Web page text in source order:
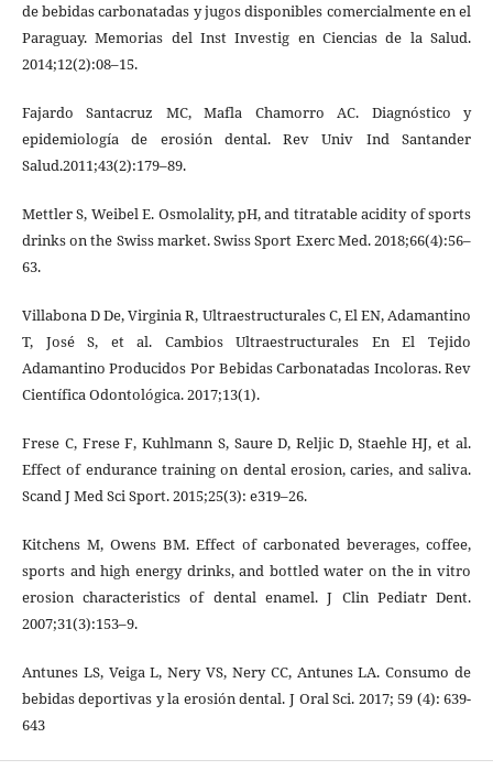
de bebidas carbonatadas y jugos disponibles comercialmente en el
Paraguay. Memorias del Inst Investig en Ciencias de la Salud.
2014;12(2):08–15.
Fajardo Santacruz MC, Mafla Chamorro AC. Diagnóstico y
epidemiología de erosión dental. Rev Univ Ind Santander
Salud.2011;43(2):179–89.
Mettler S, Weibel E. Osmolality, pH, and titratable acidity of sports
drinks on the Swiss market. Swiss Sport Exerc Med. 2018;66(4):56–
63.
Villabona D De, Virginia R, Ultraestructurales C, El EN, Adamantino
T, José S, et al. Cambios Ultraestructurales En El Tejido
Adamantino Producidos Por Bebidas Carbonatadas Incoloras. Rev
Científica Odontológica. 2017;13(1).
Frese C, Frese F, Kuhlmann S, Saure D, Reljic D, Staehle HJ, et al.
Effect of endurance training on dental erosion, caries, and saliva.
Scand J Med Sci Sport. 2015;25(3): e319–26.
Kitchens M, Owens BM. Effect of carbonated beverages, coffee,
sports and high energy drinks, and bottled water on the in vitro
erosion characteristics of dental enamel. J Clin Pediatr Dent.
2007;31(3):153–9.
Antunes LS, Veiga L, Nery VS, Nery CC, Antunes LA. Consumo de
bebidas deportivas y la erosión dental. J Oral Sci. 2017; 59 (4): 639-
643